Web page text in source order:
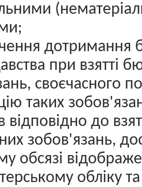
дотримання
при взятті
своєчасного
таких
відповідно до
зобов'язань,
обсязі
обліку та